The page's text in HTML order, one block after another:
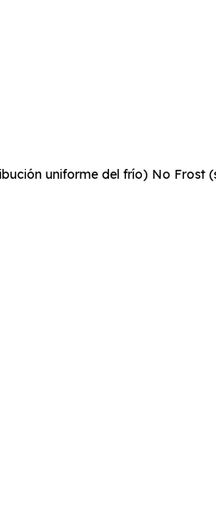
uniforme del frío) No Frost